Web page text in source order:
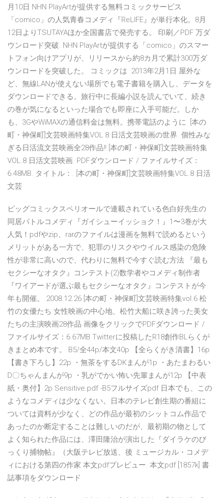
月10日 NHN PlayArtが提供する無料コミックサービス
「comico」の人気青春コメディ『ReLIFE』が単行本化。8月
12日よりTSUTAYAほか全国書店で発売する。 印刷／PDF 万ダ
ウンロード突破. NHN PlayArtが提供する「comico」のスマー
トフォン向けアプリが、リリースから約8カ月で累計300万ダ
ウンロードを突破した。 コミックは 2013年2月1日 屋外な
ど、無線LANが使えない場所でも電子書籍を購入し、データを
ダウンロードできる。旅行中に長編小説を読んでいて、続き
の巻が気になるといった場合でも即座に入手可能だ。しか
も、3GやWiMAXの通信料金は無料。携帯電話のように [本の
町・神保町]文芸映画特集VOL.8 日活文芸映画の世界. 個性みな
ぎる日活流文芸映画全28作品!! [本の町・神保町]文芸映画特集
VOL.8 日活文芸映画. PDFダウンロード / ファイルサイズ：
6.48MB. タイトル：. [本の町・神保町]文芸映画特集VOL.8 日活
文芸
ビッグコミックスペリオールで連載されている色白好先生の
同居バトルコメディ『ガイシューイッショク！』1〜3巻が大
人気！pdfやzip、rarのファイルは漫画を無料で読めるという
メリットがある一方で、犯罪のリスクやウイルス感染の危険
性が非常に高いので、代わりに無料で今すぐ読む方法 『最も
セクシーなオタク』コンテスト(2)数学者やコメディ制作者
『ワイアードが選ぶ最もセクシーなオタク』コンテストが今
年も開催。 2008.12.26 [本の町・神保町]文芸映画特集vol.6 松
竹の女優たち 女性映画の中心地、松竹大船に咲き誇った美女
たちの主演映画28作品 画像をクリックでPDFダウンロード /
ファイルサイズ：6.67MB Twitterに投稿したR18創作BLらくが
きまとめ本です。 B5/全44p/本文40p 【全らくがき清書】16p
【書き下ろし】22p ・無茶をするDKまんが1p ・あたまわるい
D〇ちゃんまんが9p ・乳がでかい怖い先輩まんが12p 【中表
紙・奥付】2p ️Sensitive.pdf -B5フルサイズpdf 日本でも、この
ようなコメディは少なくない。日本のテレビ創生期の番組に
ついては資料が少なく、どの作品が最初のシットコム作品で
あったのか断定することは難しいのだが、最初期の物として
よく知られた作品には、澤田隆治が演出した『ダイラケのび
っくり捕物帖』（大阪テレビ放送、後 ミュージカル・コメデ
ィにおける第四の作家 本文pdfプレビュー. 本文pdf [1857k] 書
誌事項をダウンロード